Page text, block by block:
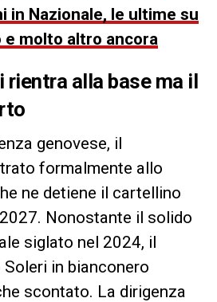
in Nazionale, le ultime su
e molto altro ancora
rientra alla base ma il
genovese, il
formalmente allo
ne detiene il cartellino
Nonostante il solido
siglato nel 2024, il
in bianconero
scontato. La dirigenza